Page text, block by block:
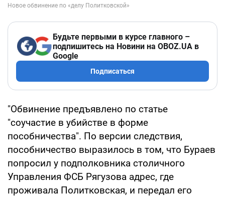
Будьте первыми в курсе главного –
подпишитесь на Новини на OBOZ.UA в
Google
Подписаться
"Обвинение предъявлено по статье
"соучастие в убийстве в форме
пособничества". По версии следствия,
пособничество выразилось в том, что Бураев
попросил у подполковника столичного
Управления ФСБ Рягузова адрес, где
проживала Политковская, и передал его